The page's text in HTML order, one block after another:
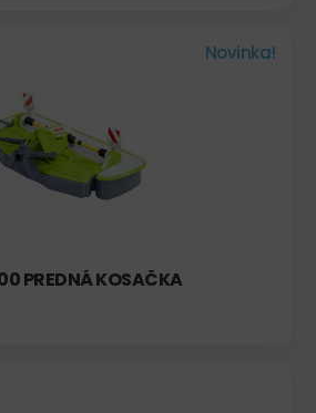
Novinka!
PREDNÁ KOSAČKA